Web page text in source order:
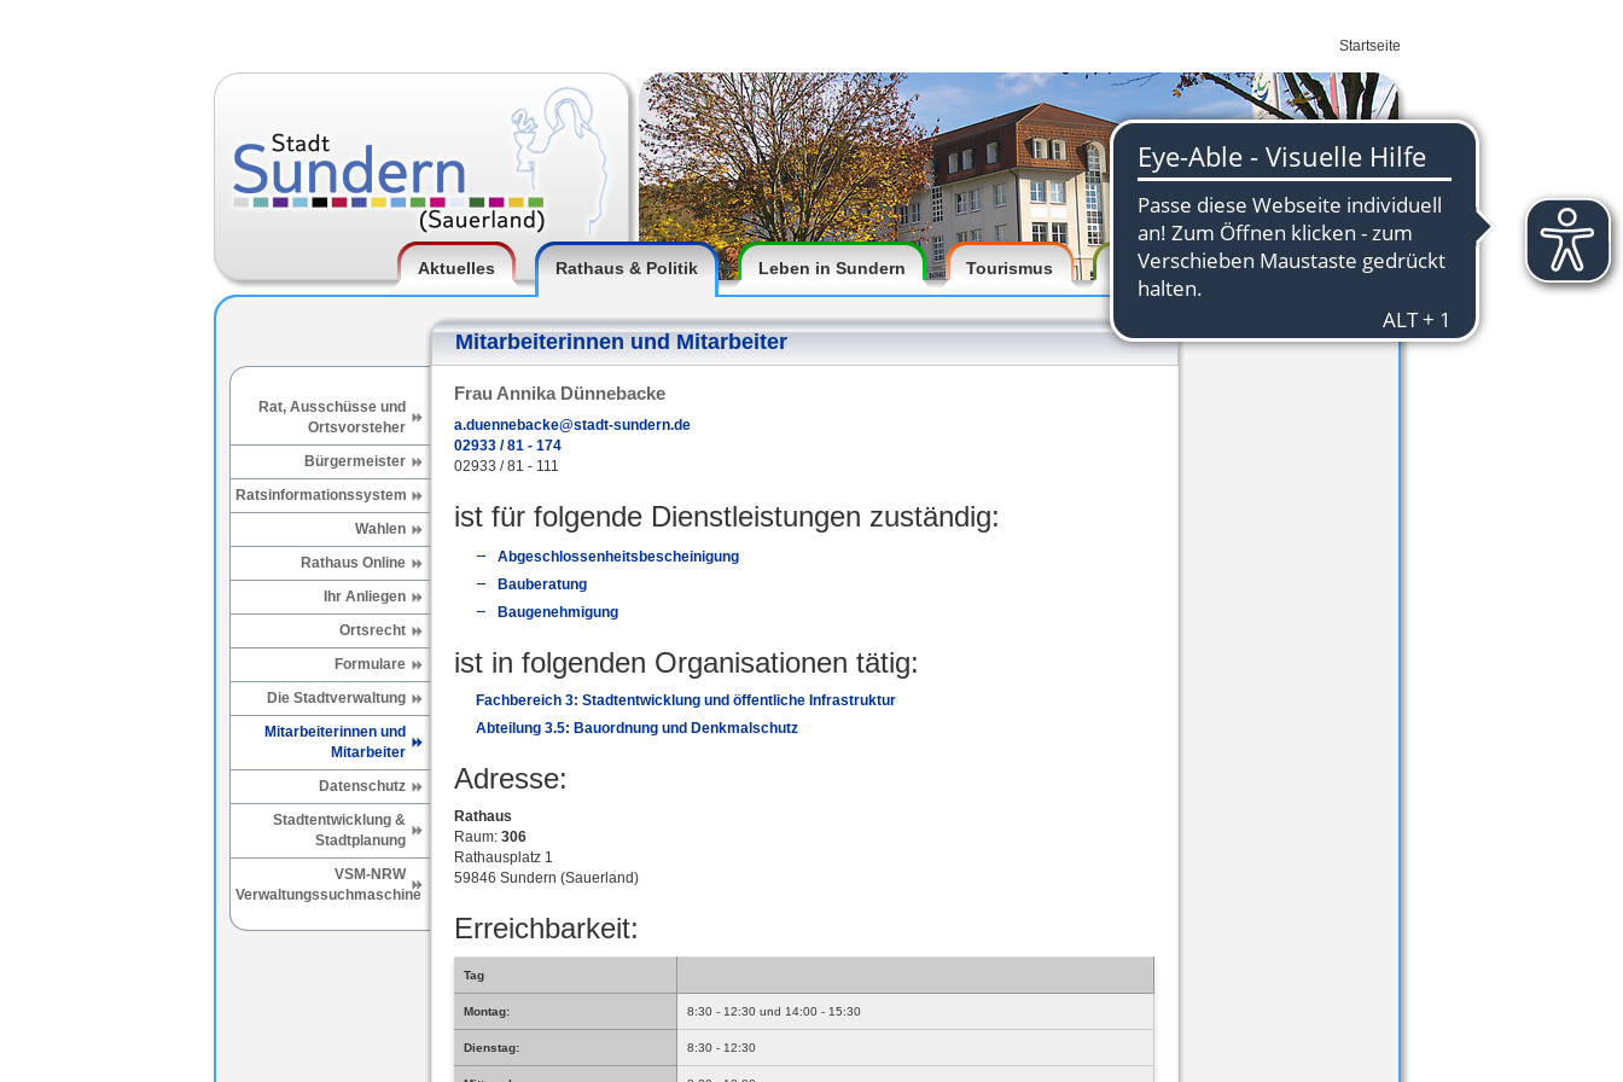
Startseite
Aktuelles Rathaus & Politik Leben in Sundern Tourismus Wirtschaft
Mitarbeiterinnen und Mitarbeiter
Rat, Ausschüsse und
Ortsvorsteher
Bürgermeister
Ratsinformationssystem
Wahlen
Rathaus Online
Ihr Anliegen
Ortsrecht
Formulare
Die Stadtverwaltung
Mitarbeiterinnen und
Mitarbeiter
Datenschutz
Stadtentwicklung &
Stadtplanung
VSM-NRW
Verwaltungssuchmaschine
Frau Annika Dünnebacke
a.duennebacke@stadt-sundern.de
02933 / 81 - 174
02933 / 81 - 111
ist für folgende Dienstleistungen zuständig:
Abgeschlossenheitsbescheinigung
Bauberatung
Baugenehmigung
ist in folgenden Organisationen tätig:
Fachbereich 3: Stadtentwicklung und öffentliche Infrastruktur
Abteilung 3.5: Bauordnung und Denkmalschutz
Adresse:
Rathaus
Raum: 306
Rathausplatz 1
59846 Sundern (Sauerland)
Erreichbarkeit:
Tag
Montag: 8:30 - 12:30 und 14:00 - 15:30
Dienstag: 8:30 - 12:30